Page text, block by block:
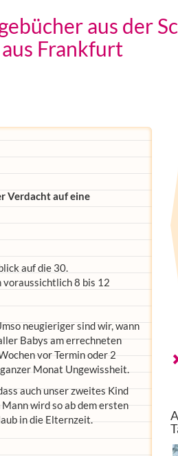
aus der
Frankfurt
Verdacht auf eine
auf die 30.
8 bis 12
neugieriger sind wir, wann
Babys am errechneten
vor Termin oder 2
Monat Ungewissheit.
auch unser zweites Kind
wird so ab dem ersten
in die Elternzeit.